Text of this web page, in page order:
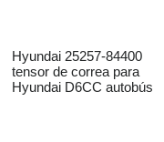
Hyundai 25257-84400
tensor de correa para
Hyundai D6CC autobús